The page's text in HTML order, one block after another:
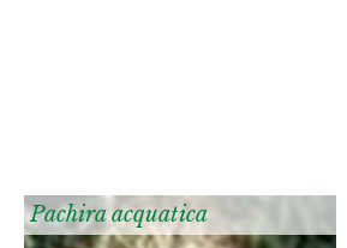
Pachira acquatica